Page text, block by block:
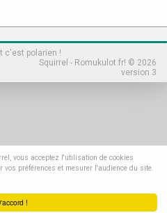
!
vous acceptez l'utilisation de cookies
préférences et mesurer l'audience du site.
c'est polarien !
Squirrel - Romukulot.fr! © 2026
version 3